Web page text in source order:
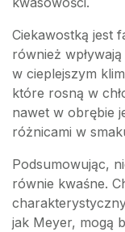
Ciekawostką jest
również
w cieplejszym
które rosną w
nawet w obrębie
różnicami w
Podsumowując,
równie kwaśne.
jak Meyer, mogą